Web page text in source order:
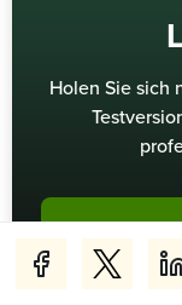
Holen Sie sich